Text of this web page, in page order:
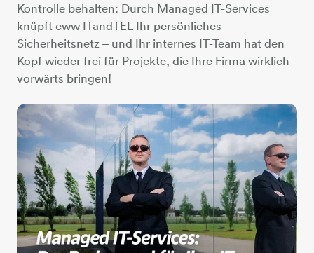
Kontrolle behalten: Durch Managed IT-Services
knüpft eww ITandTEL Ihr persönliches
Sicherheitsnetz – und Ihr internes IT-Team hat den
Kopf wieder frei für Projekte, die Ihre Firma wirklich
vorwärts bringen!